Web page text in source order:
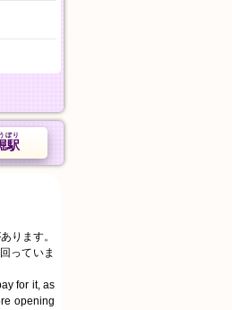
駅
ぼり
ります。
っていま
for it, as
opening